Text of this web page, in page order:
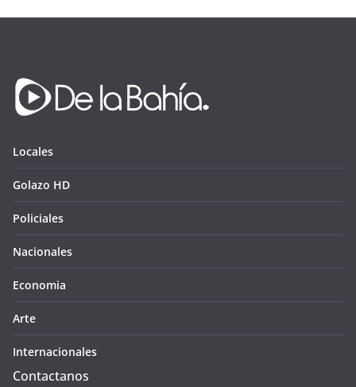
Locales
Golazo HD
Policiales
Nacionales
Economia
Arte
Internacionales
Contactanos